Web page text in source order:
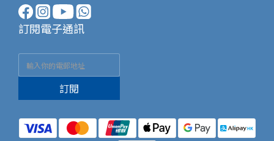
訂閱電子通訊
訂閱